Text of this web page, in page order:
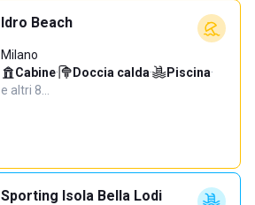
Idro Beach
Milano
Cabine· Doccia calda· Piscina·
e altri 8…
Sporting Isola Bella Lodi